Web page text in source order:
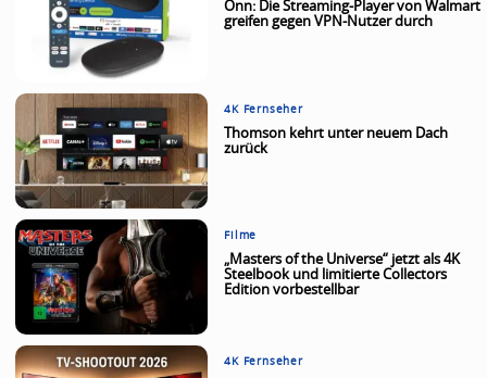
Onn: Die Streaming-Player von Walmart
greifen gegen VPN-Nutzer durch
4K Fernseher
Thomson kehrt unter neuem Dach
zurück
Filme
„Masters of the Universe“ jetzt als 4K
Steelbook und limitierte Collectors
Edition vorbestellbar
4K Fernseher